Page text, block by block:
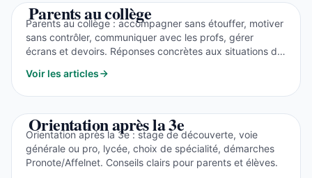
Parents au collège
Parents au collège : accompagner sans étouffer, motiver
sans contrôler, communiquer avec les profs, gérer
écrans et devoirs. Réponses concrètes aux situations du
Voir les articles
Orientation après la 3e
Orientation après la 3e : stage de découverte, voie
générale ou pro, lycée, choix de spécialité, démarches
Pronote/Affelnet. Conseils clairs pour parents et élèves.